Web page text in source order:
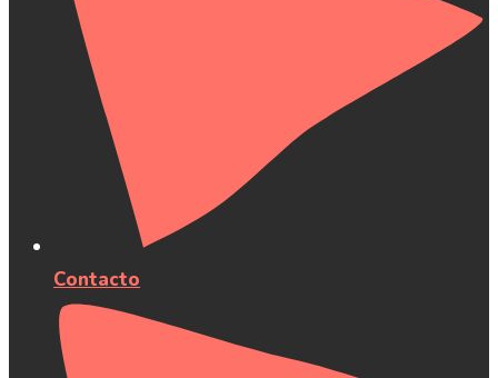
Contacto